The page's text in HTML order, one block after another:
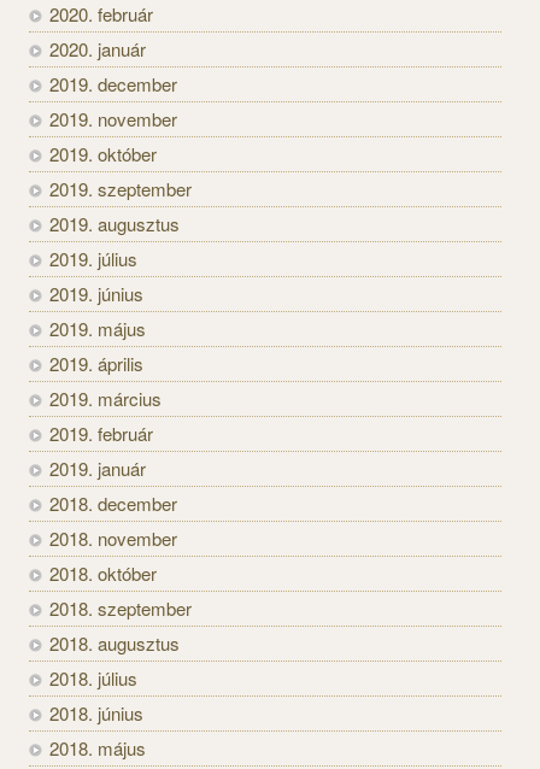
2020. február
2020. január
2019. december
2019. november
2019. október
2019. szeptember
2019. augusztus
2019. július
2019. június
2019. május
2019. április
2019. március
2019. február
2019. január
2018. december
2018. november
2018. október
2018. szeptember
2018. augusztus
2018. július
2018. június
2018. május